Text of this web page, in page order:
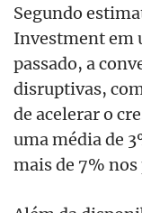
Segundo
Investment em
passado, a
disruptivas,
de acelerar o
uma média de
mais de 7%